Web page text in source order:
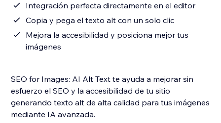
Integración perfecta directamente en el editor
Copia y pega el texto alt con un solo clic
Mejora la accesibilidad y posiciona mejor tus
imágenes
SEO for Images: AI Alt Text te ayuda a mejorar sin
esfuerzo el SEO y la accesibilidad de tu sitio
generando texto alt de alta calidad para tus imágenes
mediante IA avanzada.